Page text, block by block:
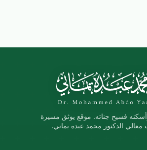
فسيح جناته. موقع يوثق مسيرة
معالي الدكتور محمد عبده يماني.